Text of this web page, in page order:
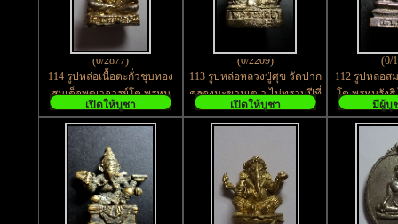
(0/2877)
114 รูปหล่อเนื้อตะกั่วชุบทอง
สมเด็จพุฒาจารย์โต พรหม
รังสี ไม่ทราบสำนัก
เปิดให้บูชา
(0/2209)
113 รูปหล่อหลวงปู่ศุข วัดปาก
คลองมะขามเฒ่า ไม่ทราบปีที่
สร้าง
เปิดให้บูชา
(0/
112 รูปหล่อส
โต พรหมรัง
มีผู้บู